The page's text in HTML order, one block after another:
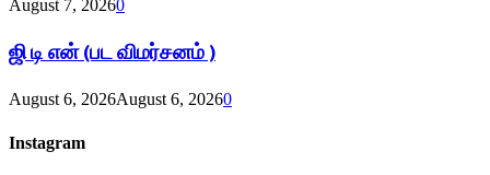
August 7, 20260
ஜி டி என் (பட விமர்சனம் )
August 6, 2026August 6, 20260
Instagram